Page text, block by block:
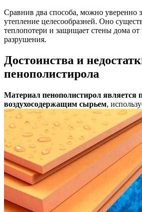
Сравнив два способа, можно уверенно
утепление целесообразней. Оно
теплопотери и защищает стены дома
разрушения.
Достоинства и
пенополистирола
Материал пенополистирол является
воздухосодержащим сырьем,